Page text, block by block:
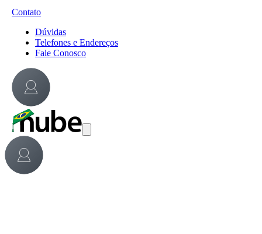
Contato
Dúvidas
Telefones e Endereços
Fale Conosco